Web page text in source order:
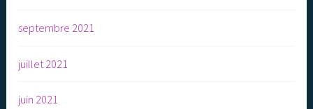
septembre 2021
juillet 2021
juin 2021